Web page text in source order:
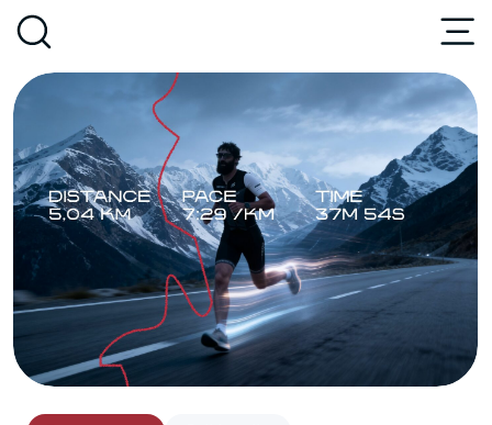
Peakman Triathlon League:
триатлон по-дагестански
Новый формат любительского спорта в
Развлечения Лайфстайл